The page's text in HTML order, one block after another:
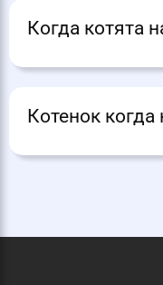
Когда котята
Котенок когда